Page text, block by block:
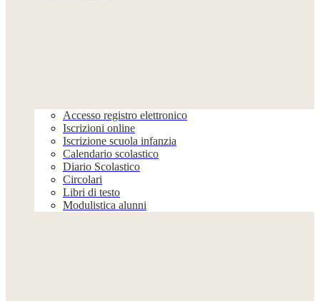
Accesso registro elettronico
Iscrizioni online
Iscrizione scuola infanzia
Calendario scolastico
Diario Scolastico
Circolari
Libri di testo
Modulistica alunni